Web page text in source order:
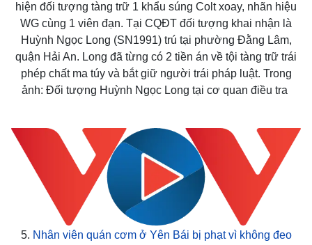
hiện đối tượng tàng trữ 1 khẩu súng Colt xoay, nhãn hiệu
WG cùng 1 viên đạn. Tại CQĐT đối tượng khai nhận là
Huỳnh Ngọc Long (SN1991) trú tại phường Đằng Lâm,
quận Hải An. Long đã từng có 2 tiền án về tội tàng trữ trái
phép chất ma túy và bắt giữ người trái pháp luật. Trong
ảnh: Đối tượng Huỳnh Ngọc Long tại cơ quan điều tra
5. Nhân viên quán cơm ở Yên Bái bị phạt vì không đeo